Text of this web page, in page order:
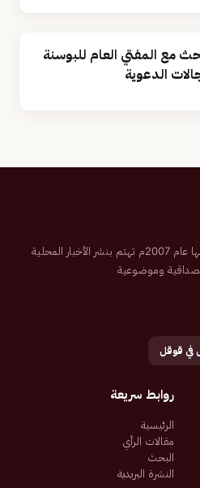
مع المفتي العام للبوسنة
الدعوية
صحيفة إلكترونية سعودية تم تأسيسها عام 2007م تهتم بنشر الأخبار المحلية
وموضوعية
في قوقل
روابط سريعة
الرئيسية
مقالات الرأي
البحث
النشرة البريدية